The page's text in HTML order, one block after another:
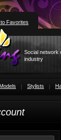
Favorites
Social network
industry
Models Stylists